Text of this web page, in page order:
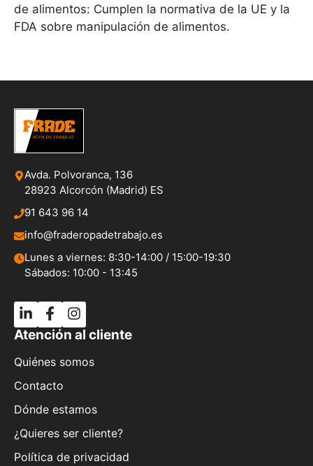
de alimentos: Cumplen la normativa de la UE y la
FDA sobre manipulación de alimentos.
Avda. Polvoranca, 136
28923 Alcorcón (Madrid) ES
91 643 96 14
info@fraderopadetrabajo.es
Lunes a viernes: 8:30-14:00 / 15:00-19:30
Sábados: 10:00 - 13:45
Atención al cliente
Quiénes somos
Contacto
Dónde estamos
¿Quieres ser cliente?
Política de privacidad